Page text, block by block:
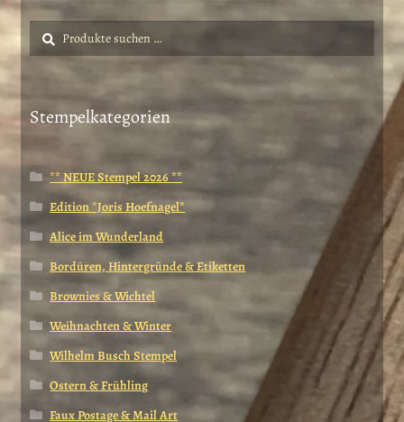
Suche
nach:
Suchen
Stempelkategorien
** NEUE Stempel 2026 **
Edition *Joris Hoefnagel*
Alice im Wunderland
Bordüren, Hintergründe & Etiketten
Brownies & Wichtel
Weihnachten & Winter
Wilhelm Busch Stempel
Ostern & Frühling
Faux Postage & Mail Art